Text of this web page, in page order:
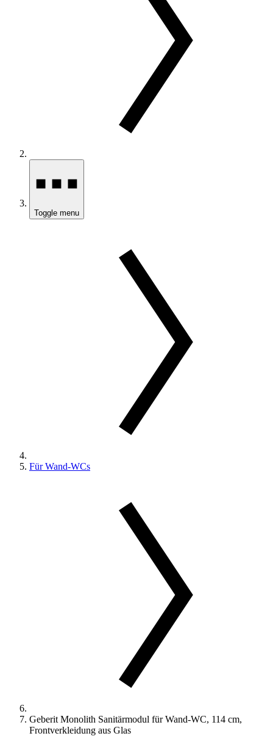
Toggle menu
Für Wand-WCs
Geberit Monolith Sanitärmodul für Wand-WC, 114 cm,
Frontverkleidung aus Glas